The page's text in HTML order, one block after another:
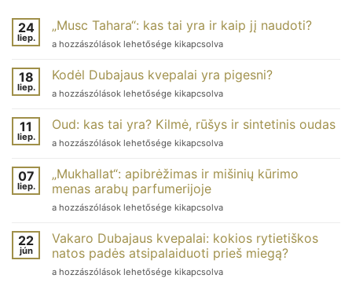
24
liep.
„Musc Tahara“: kas tai yra ir kaip jį naudoti?
Musc
:
qu’est-
ce
c’est
bejegyzéshez
a hozzászólások lehetősége kikapcsolva
18
liep.
Kodėl Dubajaus kvepalai yra pigesni?
Pourquoi
parfums
Dubaï
ils
moins
bejegyzéshez
a hozzászólások lehetősége kikapcsolva
11
liep.
Oud: kas tai yra? Kilmė, rūšys ir sintetinis oudas
Oud
qu’est-
ce
que
c’est ?
types
et
de
a hozzászólások lehetősége kikapcsolva
07
liep.
„Mukhallat“: apibrėžimas ir mišinių kūrimo
menas arabų parfumerijoje
Mukhallat
définition
art
du
a hozzászólások lehetősége kikapcsolva
22
jún
Vakaro Dubajaus kvepalai: kokios rytietiškos
natos padės atsipalaiduoti prieš miegą?
Les
a hozzászólások lehetősége kikapcsolva